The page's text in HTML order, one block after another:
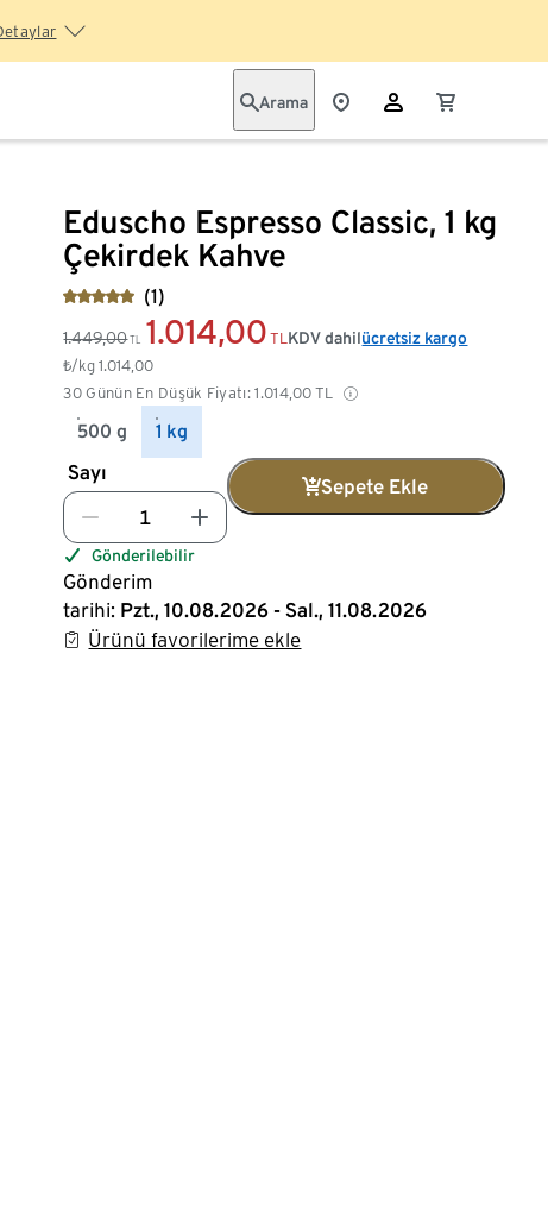
Arama
Eduscho Espresso Classic, 1 kg
Çekirdek Kahve
(1)
1.449,00 TL 1.014,00 TL
₺/kg1.014,00
30 Günün En Düşük Fiyatı: 1.014,00 TL
KDV dahilücretsiz kargo
500 g 1 kg
Sayı
Sepete Ekle
Gönderilebilir
Gönderim
tarihi: Pzt., 10.08.2026 - Sal., 11.08.2026
Ürünü favorilerime ekle